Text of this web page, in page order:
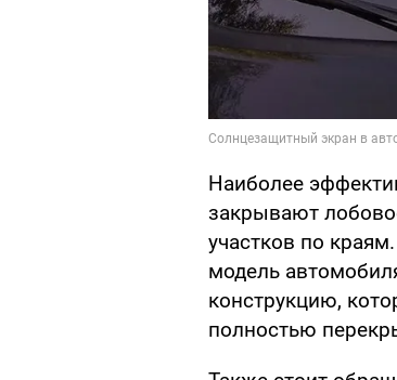
Наиболее
закрывают
участков по
модель
конструкцию,
полностью